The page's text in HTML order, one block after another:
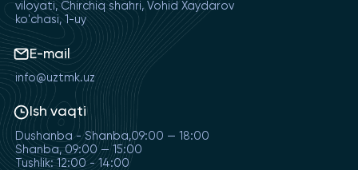
viloyati, Chirchiq shahri, Vohid Xaydarov
ko'chasi, 1-uy
E-mail
info@uztmk.uz
Ish vaqti
Dushanba - Shanba,09:00 — 18:00
Shanba, 09:00 — 15:00
Tushlik: 12:00 - 14:00